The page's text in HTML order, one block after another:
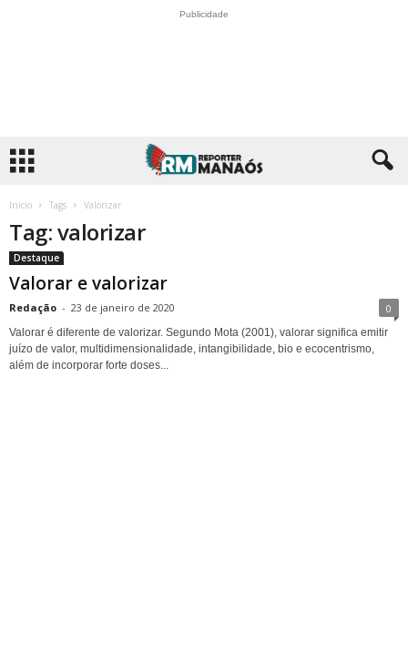
Publicidade
Início Tags Valorizar
Tag: valorizar
Destaque
Valorar e valorizar
Redação - 23 de janeiro de 2020 0
Valorar é diferente de valorizar. Segundo Mota (2001), valorar significa emitir
juízo de valor, multidimensionalidade, intangibilidade, bio e ecocentrismo,
além de incorporar forte doses...